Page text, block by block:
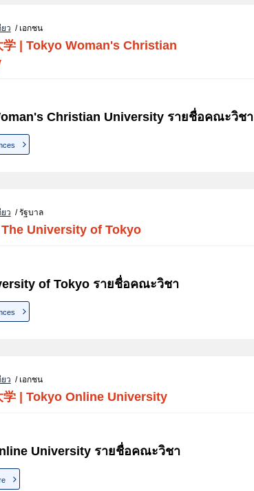
ยว / เอกชน
学
Tokyo Woman's Christian
Christian University รายชื่อคณะวิชา
ยว / รัฐบาล
The University of Tokyo
of Tokyo รายชื่อคณะวิชา
ยว / เอกชน
学 Tokyo Online University
University รายชื่อคณะวิชา